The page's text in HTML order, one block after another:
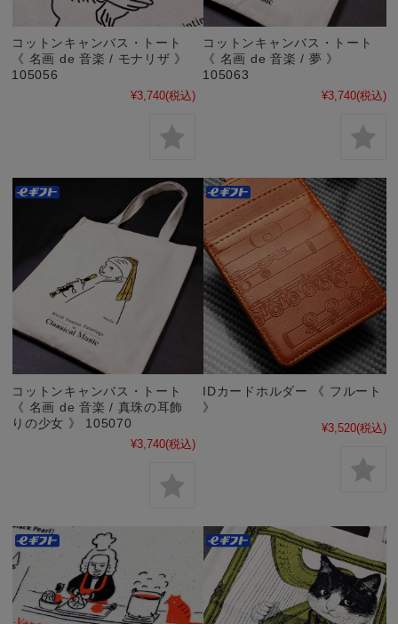
コットンキャンバス・トート
《 名画 de 音楽 / モナリザ 》
105056
¥3,740(税込)
コットンキャンバス・トート
《 名画 de 音楽 / 夢 》
105063
¥3,740(税込)
コットンキャンバス・トート
《 名画 de 音楽 / 真珠の耳飾
りの少女 》 105070
¥3,740(税込)
IDカードホルダー 《 フルート
》
¥3,520(税込)